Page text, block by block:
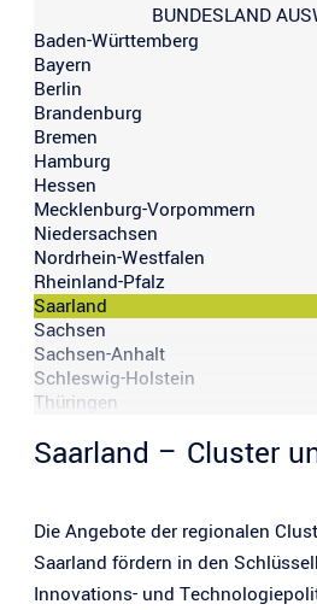
BUNDESLAND
Baden-Württemberg
Bayern
Berlin
Brandenburg
Bremen
Hamburg
Hessen
Mecklenburg-Vorpommern
Niedersachsen
Nordrhein-Westfalen
Rheinland-Pfalz
Saarland
Sachsen
Sachsen-Anhalt
Schleswig-Holstein
Thüringen
Saarland – Cluster
Die Angebote der regionalen
Saarland fördern in den
Innovations- und